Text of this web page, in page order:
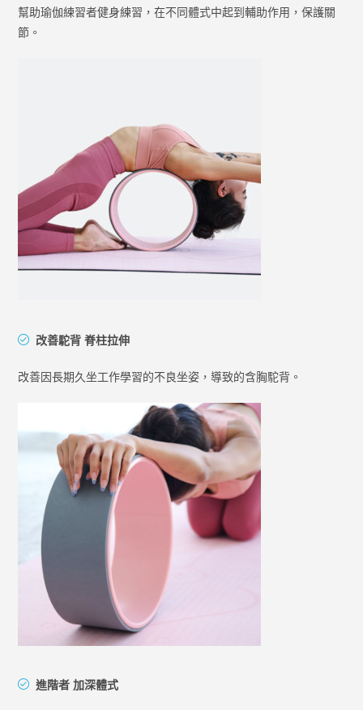
幫助瑜伽練習者健身練習，在不同體式中起到輔助作用，保護關
節。
改善駝背 脊柱拉伸
改善因長期久坐工作學習的不良坐姿，導致的含胸駝背。
進階者 加深體式